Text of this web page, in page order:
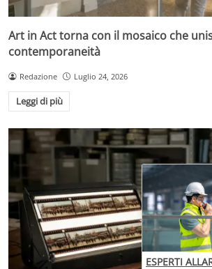
Art in Act torna con il mosaico che
contemporaneità
Redazione Luglio 24, 2026
Leggi di più
ESPERTI